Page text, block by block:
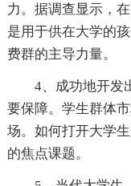
力。据调查显示，
是用于供在大学的
费群的主导力量。
4、成功地开发
要保障。学生群体
场。如何打开大学
的焦点课题。